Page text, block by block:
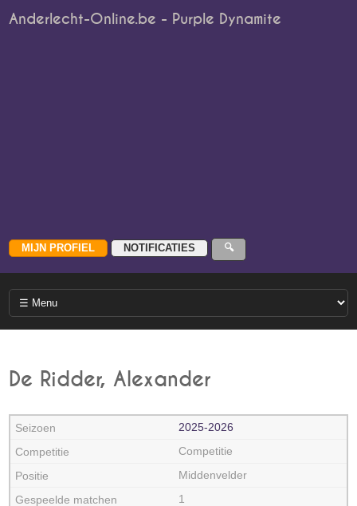
Anderlecht-Online.be - Purple Dynamite
De Ridder, Alexander
2025‑2026
Competitie
Middenvelder
1